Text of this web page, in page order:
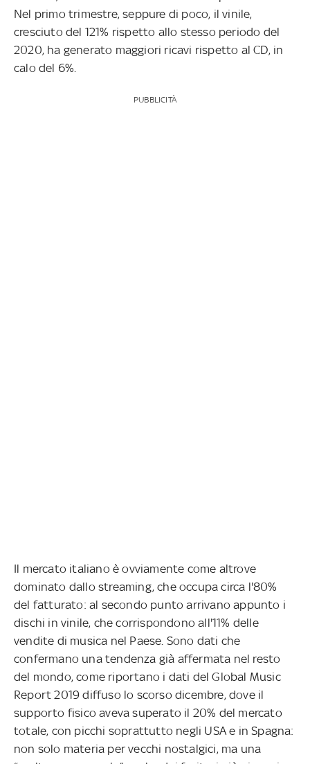
Nel primo trimestre, seppure di poco, il vinile,
cresciuto del 121% rispetto allo stesso periodo del
2020, ha generato maggiori ricavi rispetto al CD, in
calo del 6%.
PUBBLICITÀ
Il mercato italiano è ovviamente come altrove
dominato dallo streaming, che occupa circa l'80%
del fatturato: al secondo punto arrivano appunto i
dischi in vinile, che corrispondono all'11% delle
vendite di musica nel Paese. Sono dati che
confermano una tendenza già affermata nel resto
del mondo, come riportano i dati del Global Music
Report 2019 diffuso lo scorso dicembre, dove il
supporto fisico aveva superato il 20% del mercato
totale, con picchi soprattutto negli USA e in Spagna:
non solo materia per vecchi nostalgici, ma una